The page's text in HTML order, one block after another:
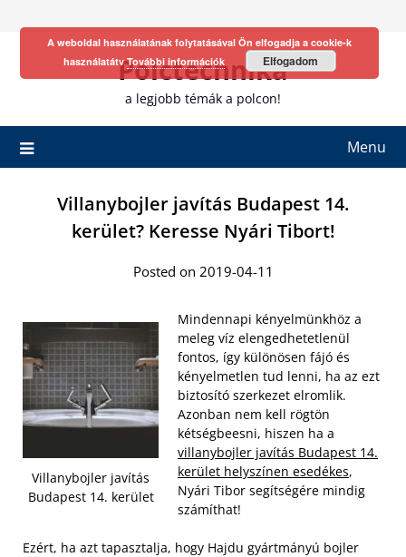
Polctechnika
a legjobb témák a polcon!
Menu
Villanybojler javítás Budapest 14.
kerület? Keresse Nyári Tibort!
Posted on 2019-04-11
Villanybojler javítás
Budapest 14. kerület
Mindennapi kényelmünkhöz a
meleg víz elengedhetetlenül
fontos, így különösen fájó és
kényelmetlen tud lenni, ha az ezt
biztosító szerkezet elromlik.
Azonban nem kell rögtön
kétségbeesni, hiszen ha a
villanybojler javítás Budapest 14.
kerület helyszínen esedékes,
Nyári Tibor segítségére mindig
számíthat!
Ezért, ha azt tapasztalja, hogy Hajdu gyártmányú bojler
A weboldal használatának folytatásával Ön elfogadja a cookie-k
használatátvTovábbi információk Elfogadom